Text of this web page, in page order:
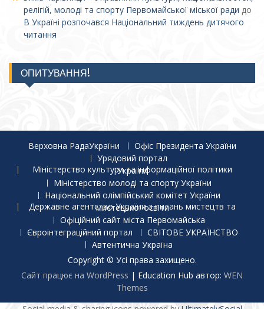
релігій, молоді та спорту Первомайської міської ради до
В Україні розпочався Національний тиждень дитячого
читання
ОПИТУВАННЯ!
Верховна РадаУкраїни
Офіс Президента України
Урядовий портал
Міністерство культури та інформаційної політики України
Міністерство молоді та спорту України
Національний олімпійський комітет України
Державне агентство України з питань мистецтв та мистецької освіти
Офіційний сайт міста Первомайська
Євроінтеграційний портал
СВІТОВЕ УКРАЇНСТВО
Автентична Україна
Copyright © Усі права захищено.
Сайт працює на WordPress | Education Hub автор: WEN
Themes